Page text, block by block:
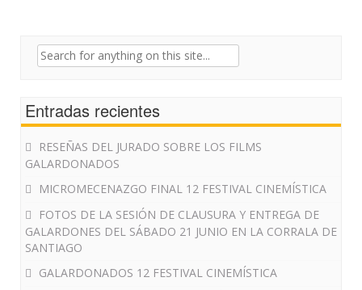
Search
Entradas recientes
RESEÑAS DEL JURADO SOBRE LOS FILMS
GALARDONADOS
MICROMECENAZGO FINAL 12 FESTIVAL CINEMÍSTICA
FOTOS DE LA SESIÓN DE CLAUSURA Y ENTREGA DE
GALARDONES DEL SÁBADO 21 JUNIO EN LA CORRALA DE
SANTIAGO
GALARDONADOS 12 FESTIVAL CINEMÍSTICA